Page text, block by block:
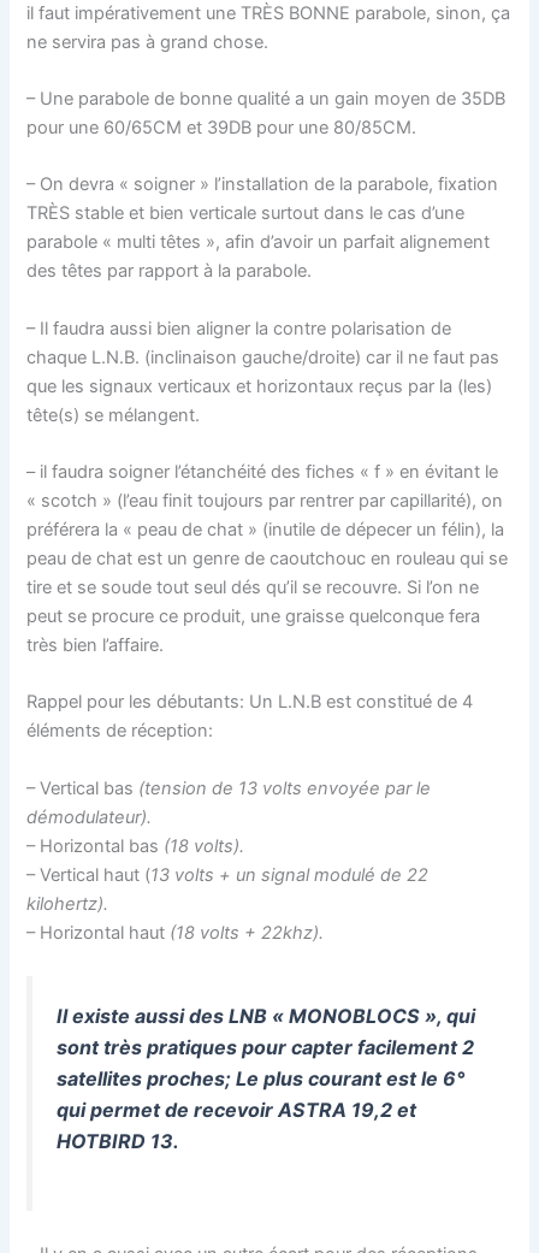
il faut impérativement une TRÈS BONNE parabole, sinon, ça
ne servira pas à grand chose.
– Une parabole de bonne qualité a un gain moyen de 35DB
pour une 60/65CM et 39DB pour une 80/85CM.
– On devra « soigner » l’installation de la parabole, fixation
TRÈS stable et bien verticale surtout dans le cas d’une
parabole « multi têtes », afin d’avoir un parfait alignement
des têtes par rapport à la parabole.
– Il faudra aussi bien aligner la contre polarisation de
chaque L.N.B. (inclinaison gauche/droite) car il ne faut pas
que les signaux verticaux et horizontaux reçus par la (les)
tête(s) se mélangent.
– il faudra soigner l’étanchéité des fiches « f » en évitant le
« scotch » (l’eau finit toujours par rentrer par capillarité), on
préférera la « peau de chat » (inutile de dépecer un félin), la
peau de chat est un genre de caoutchouc en rouleau qui se
tire et se soude tout seul dés qu’il se recouvre. Si l’on ne
peut se procure ce produit, une graisse quelconque fera
très bien l’affaire.
Rappel pour les débutants: Un L.N.B est constitué de 4
éléments de réception:
– Vertical bas (tension de 13 volts envoyée par le
démodulateur).
– Horizontal bas (18 volts).
– Vertical haut (13 volts + un signal modulé de 22
kilohertz).
– Horizontal haut (18 volts + 22khz).
Il existe aussi des LNB « MONOBLOCS », qui
sont très pratiques pour capter facilement 2
satellites proches; Le plus courant est le 6°
qui permet de recevoir ASTRA 19,2 et
HOTBIRD 13.